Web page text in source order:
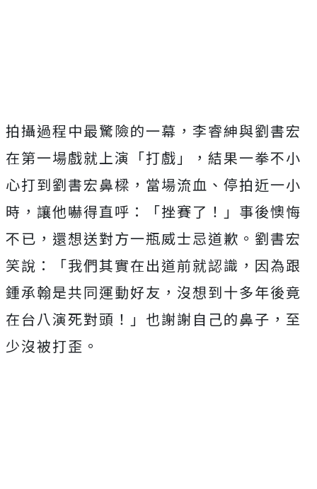
拍攝過程中最驚險的一幕，李睿紳與劉書宏
在第一場戲就上演「打戲」，結果一拳不小
心打到劉書宏鼻樑，當場流血、停拍近一小
時，讓他嚇得直呼：「挫賽了！」事後懊悔
不已，還想送對方一瓶威士忌道歉。劉書宏
笑說：「我們其實在出道前就認識，因為跟
鍾承翰是共同運動好友，沒想到十多年後竟
在台八演死對頭！」也謝謝自己的鼻子，至
少沒被打歪。